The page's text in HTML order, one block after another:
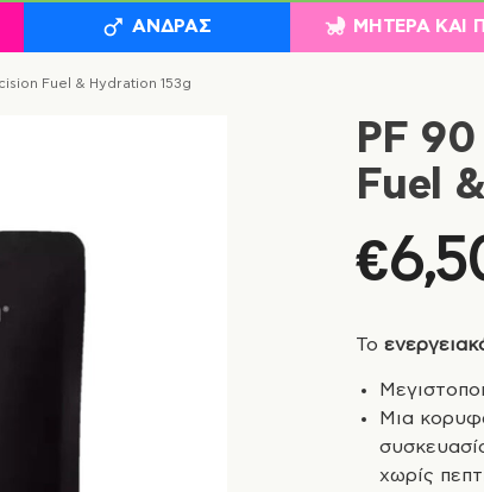
ΆΝΔΡΑΣ ΜΗΤΈΡΑ ΚΑΙ
Fuel & Hydration 153g
PF
Fuel
€
Το
Μια
χωρίς